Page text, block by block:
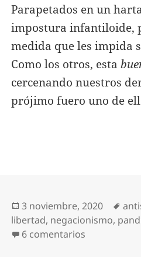
Parapetados en un
impostura infantiloide,
medida que les impida
Como los otros, esta
cercenando nuestros
prójimo fuero uno de
Publicado
el
3 noviembre, 2020
libertad, negacionismo,
6 comentarios